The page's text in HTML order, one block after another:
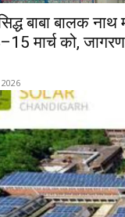
बाबा बालक नाथ
मार्च को,